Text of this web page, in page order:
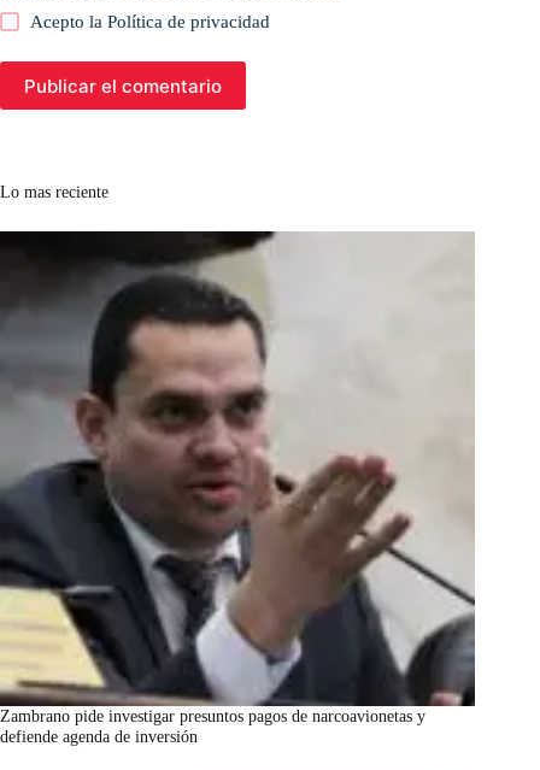
Acepto laPolítica de privacidad
Publicar el comentario
Lo mas reciente
Zambrano pide investigar presuntos pagos de narcoavionetas y
defiende agenda de inversión